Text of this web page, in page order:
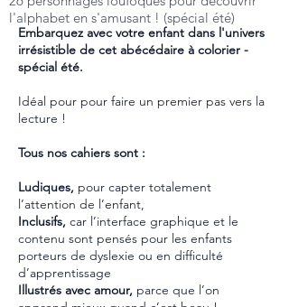
l'alphabet en s'amusant ! (spécial été)
Embarquez avec votre enfant dans l'univers
irrésistible de cet abécédaire à colorier -
spécial été.
Idéal pour pour faire un premier pas vers la
lecture !
Tous nos cahiers sont :
Ludiques, pour capter totalement
l’attention de l’enfant,
Inclusifs, car l’interface graphique et le
contenu sont pensés pour les enfants
porteurs de dyslexie ou en difficulté
d’apprentissage
Illustrés avec amour, parce que l’on